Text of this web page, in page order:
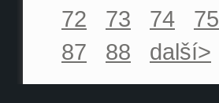
72
73 74 75
87
88 další>